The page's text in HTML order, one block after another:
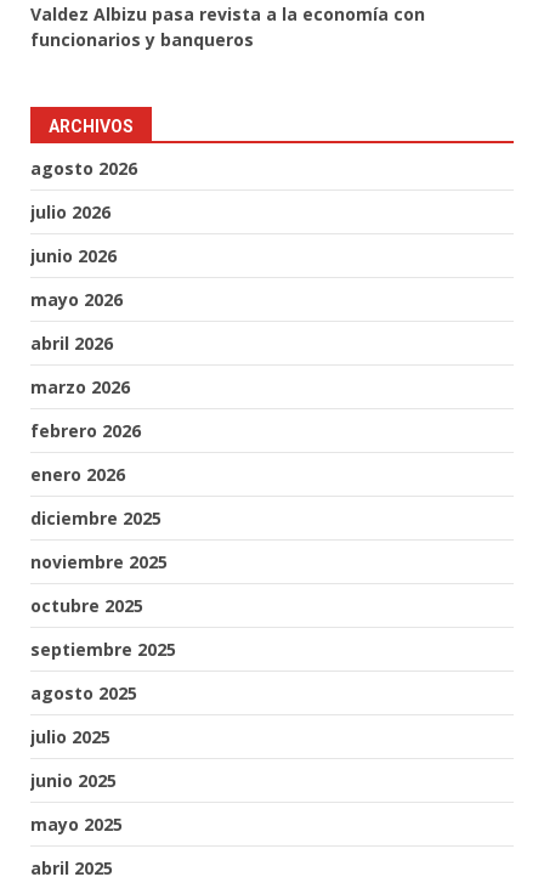
Valdez Albizu pasa revista a la economía con
funcionarios y banqueros
ARCHIVOS
agosto 2026
julio 2026
junio 2026
mayo 2026
abril 2026
marzo 2026
febrero 2026
enero 2026
diciembre 2025
noviembre 2025
octubre 2025
septiembre 2025
agosto 2025
julio 2025
junio 2025
mayo 2025
abril 2025